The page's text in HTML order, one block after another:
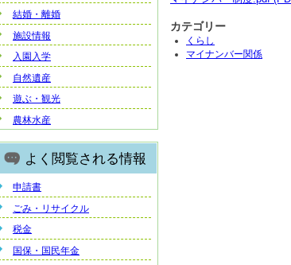
カテゴリー
くらし
マイナンバー関係
結婚・離婚
施設情報
入園入学
自然遺産
遊ぶ・観光
農林水産
よく閲覧される情報
申請書
ごみ・リサイクル
税金
国保・国民年金